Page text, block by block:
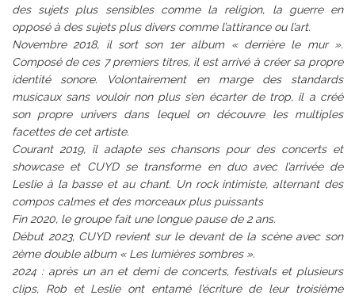
des sujets plus sensibles comme la religion, la guerre en
opposé à des sujets plus divers comme l’attirance ou l’art.
Novembre 2018, il sort son 1er album « derrière le mur ».
Composé de ces 7 premiers titres, il est arrivé à créer sa propre
identité sonore. Volontairement en marge des standards
musicaux sans vouloir non plus s’en écarter de trop, il a créé
son propre univers dans lequel on découvre les multiples
facettes de cet artiste.
Courant 2019, il adapte ses chansons pour des concerts et
showcase et CUYD se transforme en duo avec l’arrivée de
Leslie à la basse et au chant. Un rock intimiste, alternant des
compos calmes et des morceaux plus puissants
Fin 2020, le groupe fait une longue pause de 2 ans.
Début 2023, CUYD revient sur le devant de la scène avec son
2ème double album « Les lumières sombres ».
2024 : après un an et demi de concerts, festivals et plusieurs
clips, Rob et Leslie ont entamé l’écriture de leur troisième